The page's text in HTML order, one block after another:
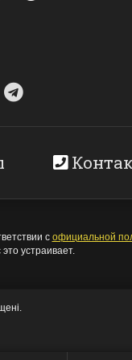
с официальной
устраивает.